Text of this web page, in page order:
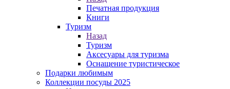
Печатная продукция
Книги
Туризм
Назад
Туризм
Аксесуары для туризма
Оснащение туристическое
Подарки любимым
Коллекции посуды 2025